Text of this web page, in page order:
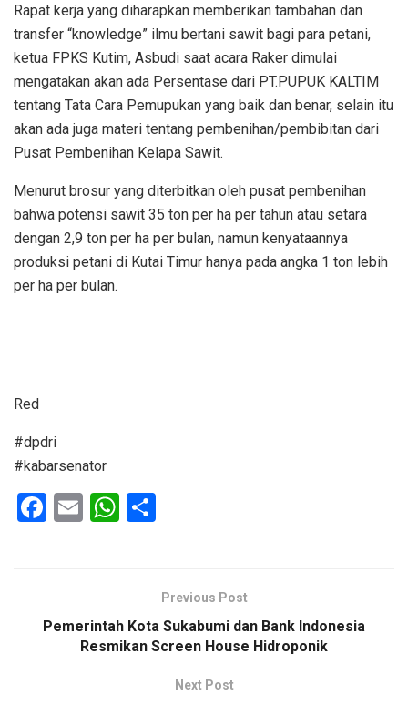
Rapat kerja yang diharapkan memberikan tambahan dan
transfer “knowledge” ilmu bertani sawit bagi para petani,
ketua FPKS Kutim, Asbudi saat acara Raker dimulai
mengatakan akan ada Persentase dari PT.PUPUK KALTIM
tentang Tata Cara Pemupukan yang baik dan benar, selain itu
akan ada juga materi tentang pembenihan/pembibitan dari
Pusat Pembenihan Kelapa Sawit.
Menurut brosur yang diterbitkan oleh pusat pembenihan
bahwa potensi sawit 35 ton per ha per tahun atau setara
dengan 2,9 ton per ha per bulan, namun kenyataannya
produksi petani di Kutai Timur hanya pada angka 1 ton lebih
per ha per bulan.
Red
#dpdri
#kabarsenator
F
o
E
W
A
p
ePrevious Post
Pemerintah Kota Sukabumi dan Bank Indonesia
Resmikan Screen House Hidroponik
Next Post